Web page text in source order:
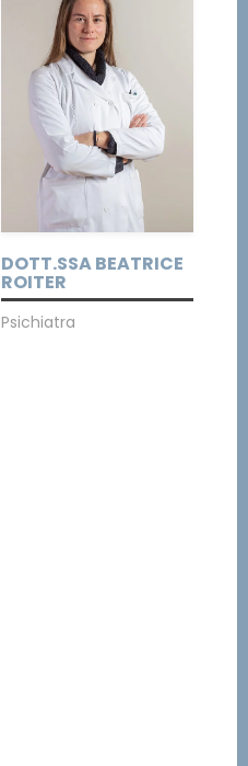
DOTT.SSA BEATRICE
ROITER
Psichiatra